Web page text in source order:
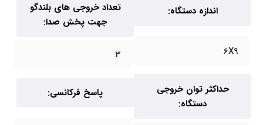
اندازه دستگاه:
6X9
تعداد خروجی های بلندگو
جهت پخش صدا:
3
حداکثر توان خروجی
دستگاه:
پاسخ فرکانسی: